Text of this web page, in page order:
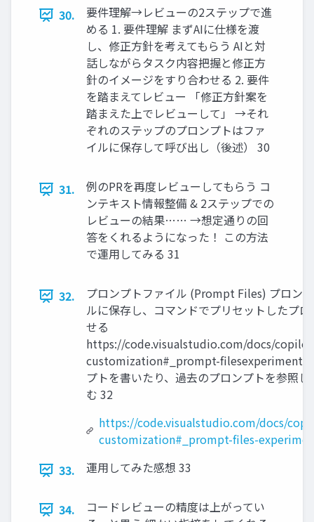
30.
要件理解→レビューの2ステップで進
める 1. 要件理解 まずAIに仕様を渡
し、修正方針を考えてもらう AIと対
話しながらタスク内容把握と修正方
針のイメージをすり合わせる 2. 要件
を踏まえてレビュー 「修正方針案を
踏まえた上でレビューして」 →それ
ぞれのステップのプロンプトはファ
イルに保存して呼び出し（後述） 30
31.
例のPRを再度レビューしてもらう コ
ンテキスト情報整備 & 2ステップでの
レビューの結果…… →想定通りの回
答をくれるようになった！ この方法
で運用してみる 31
32.
プロンプトファイル (Prompt Files) プロン
ルに保存し、コマンドでプリセットしたプ
せる
https://code.visualstudio.com/docs/
customization#_prompt-filesexperimental
プトを書いたり、過去のプロンプトを参照
む 32
https://code.visualstudio.com/docs/
customization#_prompt-files-
33.
運用してみた感想 33
34.
コードレビューの精度は上がってい